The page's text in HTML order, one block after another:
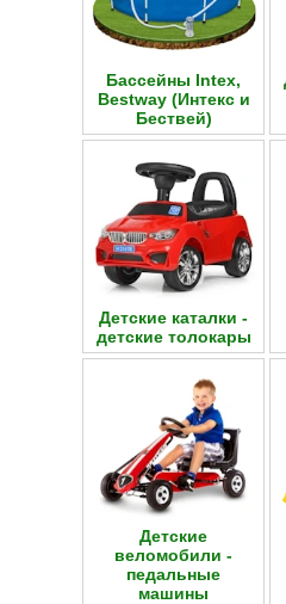
Бассейны Intex,
Bestway (Интекс и
Бествей)
Детские каталки -
детские толокары
Детские
веломобили -
педальные
машины